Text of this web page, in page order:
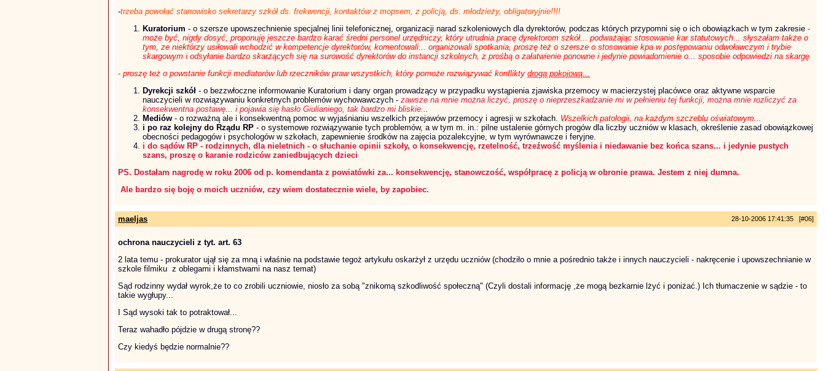
-trzeba powołać stanowisko sekretarzy szkół ds. frekwencji, kontaktów z mopsem, z policją, ds. młodzieży, obligatoryjnie!!!!
Kuratorium - o szersze upowszechnienie specjalnej linii telefonicznej, organizacji narad szkoleniowych dla dyrektorów, podczas których przypomni się o ich obowiązkach w tym zakresie -
może być, nigdy dosyć, proponuję jeszcze bardzo karać średni personel urzędniczy, który utrudnia pracę dyrektorom szkół... podważając stosowanie kar statutowych... słyszałam także o
tym, ze niektórzy usiłowali wchodzić w kompetencje dyrektorów, komentowali... organizowali spotkania, proszę też o szersze o stosowanie kpa w postępowaniu odwoławczym i trybie
skargowym i odsyłanie bardzo skarżących się na surowość dyrektorów do instancji szkolnych, z prośbą o załatwienie ponowne i jedynie powiadomienie o... sposobie odpowiedzi na skargę
- proszę też o powstanie funkcji mediatorów lub rzeczników praw wszystkich, który pomoże rozwiązywać konflikty drogą pokojową...
Dyrekcji szkół - o bezzwłoczne informowanie Kuratorium i dany organ prowadzący w przypadku wystąpienia zjawiska przemocy w macierzystej placówce oraz aktywne wsparcie
nauczycieli w rozwiązywaniu konkretnych problemów wychowawczych - zawsze na mnie można liczyć, proszę o nieprzeszkadzanie mi w pełnieniu tej funkcji, można mnie rozliczyć za
konsekwentna postawę... i pojawia się hasło Giulianiego, tak bardzo mi bliskie...
Mediów - o rozważną ale i konsekwentną pomoc w wyjaśnianiu wszelkich przejawów przemocy i agresji w szkołach. Wszelkich patologii, na każdym szczeblu oświatowym...
i po raz kolejny do Rządu RP - o systemowe rozwiązywanie tych problemów, a w tym m. in.: pilne ustalenie górnych progów dla liczby uczniów w klasach, określenie zasad obowiązkowej
obecności pedagogów i psychologów w szkołach, zapewnienie środków na zajęcia pozalekcyjne, w tym wyrównawcze i feryjne.
i do sądów RP - rodzinnych, dla nieletnich - o słuchanie opinii szkoły, o konsekwencję, rzetelność, trzeźwość myślenia i niedawanie bez końca szans... i jedynie pustych
szans, proszę o karanie rodziców zaniedbujących dzieci
PS. Dostałam nagrodę w roku 2006 od p. komendanta z powiatówki za... konsekwencję, stanowczość, współpracę z policją w obronie prawa. Jestem z niej dumna.
Ale bardzo się boję o moich uczniów, czy wiem dostatecznie wiele, by zapobiec.
maeljas 28-10-2006 17:41:35 [#06]
ochrona nauczycieli z tyt. art. 63
2 lata temu - prokurator ujął się za mną i właśnie na podstawie tegoż artykułu oskarżył z urzędu uczniów (chodziło o mnie a pośrednio także i innych nauczycieli - nakręcenie i upowszechnianie w
szkole filmiku z oblegami i kłamstwami na nasz temat)
Sąd rodzinny wydał wyrok,że to co zrobili uczniowie, niosło za sobą "znikomą szkodliwość społeczną" (Czyli dostali informację ,że mogą bezkarnie lżyć i poniżać.) Ich tłumaczenie w sądzie - to
takie wygłupy...
I Sąd wysoki tak to potraktował...
Teraz wahadło pójdzie w drugą stronę??
Czy kiedyś będzie normalnie??